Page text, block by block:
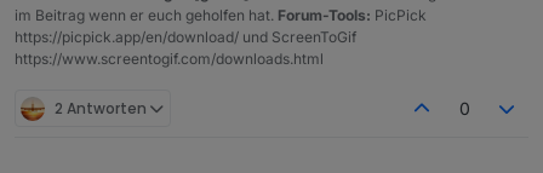
im Beitrag wenn er euch geholfen hat. Forum-Tools: PicPick
https://picpick.app/en/download/ und ScreenToGif
https://www.screentogif.com/downloads.html
2 Antworten 0